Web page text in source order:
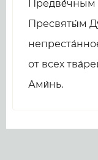
Предве́чным
Пресвяты́м
от всех
Ами́нь.